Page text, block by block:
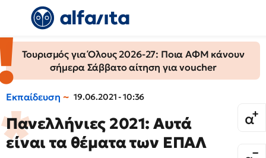
Τουρισμός για Όλους 2026-27: Ποια ΑΦΜ κάνουν
σήμερα Σάββατο αίτηση για voucher
Εκπαίδευση 19.06.2021 - 10:36
Πανελλήνιες 2021: Αυτά
είναι τα θέματα των ΕΠΑΛ